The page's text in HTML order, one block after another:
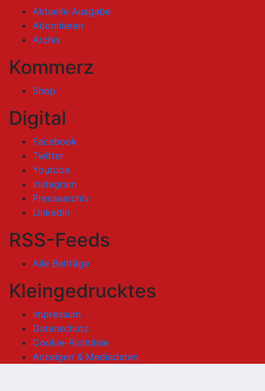
Aktuelle Ausgabe
Abonnieren
Archiv
Kommerz
Shop
Digital
Facebook
Twitter
Youtube
Instagram
Pressearchiv
LinkedIn
RSS-Feeds
Alle Beiträge
Kleingedrucktes
Impressum
Datenschutz
Cookie-Richtlinie
Anzeigen & Mediadaten